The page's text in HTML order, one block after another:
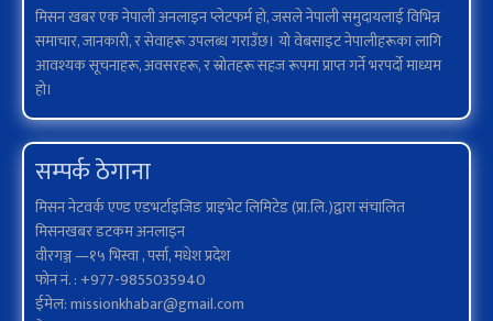
मिसन खबर एक नेपाली अनलाइन प्लेटफर्म हो, जसले नेपाली समुदायलाई विभिन्न
समाचार, जानकारी, र सेवाहरू उपलब्ध गराउँछ। यो वेबसाइट नेपालीहरूका लागि
आवश्यक सूचनाहरू, अवसरहरू, र स्रोतहरू सहज रूपमा प्राप्त गर्ने भरपर्दो माध्यम
हो।
सम्पर्क ठेगाना
मिसन नेटवर्क एण्ड एडभर्टाइजिङ प्राइभेट लिमिटेड (प्रा.लि.)द्वारा संचालित
मिसनखबर डटकम अनलाइन
वीरगञ्ज —१५ भिस्वा , पर्सा, मधेश प्रदेश
फोन नं. : +977-9855035940
ईमेल: missionkhabar@gmail.com